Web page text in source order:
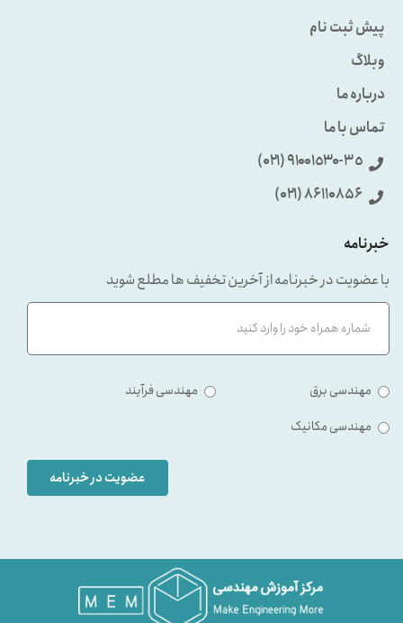
پیش ثبت نام
وبلاگ
درباره ما
تماس با ما
٩۱۰۰۱٥۳۰-۳٥ (۰۲۱)
86110856 (۰۲۱)
خبرنامه
با عضویت در خبرنامه از آخرین تخفیف ها مطلع شوید
مهندسی برق
مهندسی فرآیند
مهندسی مکانیک
عضویت در خبرنامه